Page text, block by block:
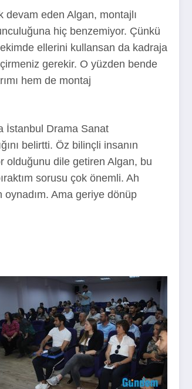
eden Algan, montajlı
hiç benzemiyor. Çünkü
ellerini kullansan da kadraja
gerekir. O yüzden bende
hem de montaj
İstanbul Drama Sanat
belirtti. Öz bilinçli insanın
olduğunu dile getiren Algan, bu
sorusu çok önemli. Ah
Ama geriye dönüp